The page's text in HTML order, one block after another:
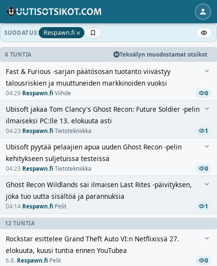
SUODATUS: Respawn.fi ×
8 TUNTIA Tekoälyn muodostamat otsikot
Fast & Furious -sarjan päätösosan tuotanto viivästyy
talousriskien ja muuttuneiden markkinoiden vuoksi
04:29·Respawn.fi·Viihde 0
Ubisoft jakaa Tom Clancy's Ghost Recon: Future Soldier -pelin
ilmaiseksi PC:lle 13. elokuuta asti
04:23·Respawn.fi·Tietotekniikka 1
Ubisoft pyytää pelaajien apua uuden Ghost Recon -pelin
kehitykseen suljetuissa testeissä
04:23·Respawn.fi·Tietotekniikka 0
Ghost Recon Wildlands sai ilmaisen Last Rites -päivityksen,
joka tuo uutta sisältöä ja parannuksia
04:14·Respawn.fi·Pelit 1
12 TUNTIA
Rockstar esittelee Grand Theft Auto VI:n Netflixissä 27.
elokuuta, kuusi tuntia ennen YouTubea
6.8.·Respawn.fi·Pelit 0